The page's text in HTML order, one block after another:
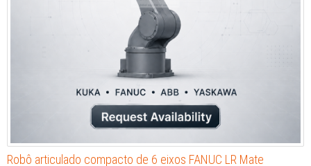
Robô articulado compacto de 6 eixos FANUC LR Mate